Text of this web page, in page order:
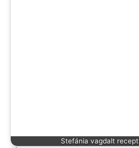
Stefánia vagdalt recept